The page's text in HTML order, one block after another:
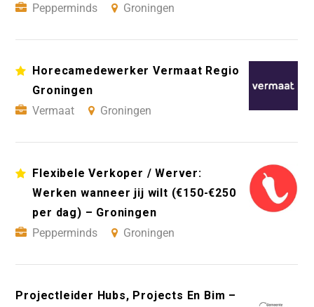
Pepperminds
Groningen
Horecamedewerker Vermaat Regio
Groningen
Vermaat
Groningen
Flexibele Verkoper / Werver:
Werken wanneer jij wilt (€150-€250
per dag) – Groningen
Pepperminds
Groningen
Projectleider Hubs, Projects En Bim –